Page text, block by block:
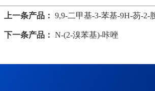
上一条产品： 9,9-二甲基-3-苯基-9H-芴-2-
下一条产品： N-(2-溴苯基)-咔唑